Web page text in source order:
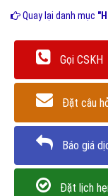
Quay lại danh mục
Gọi CSKH
Đặt câu
Báo giá
Đặt lịch